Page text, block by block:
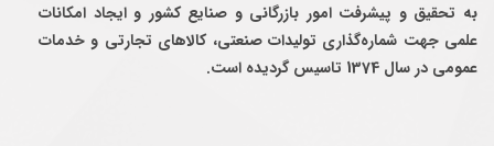
به تحقيق و پيشرفت امور بازرگانی و صنايع كشور و ايجاد امكانات
علمی جهت شماره‌گذاری توليدات صنعتی، كالاهای تجارتی و خدمات
عمومی در سال 1374 تاسيس گرديده است.